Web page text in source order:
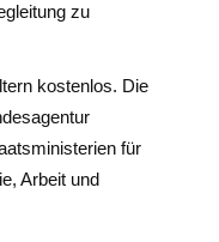
zu
kostenlos. Die
für
Arbeit und